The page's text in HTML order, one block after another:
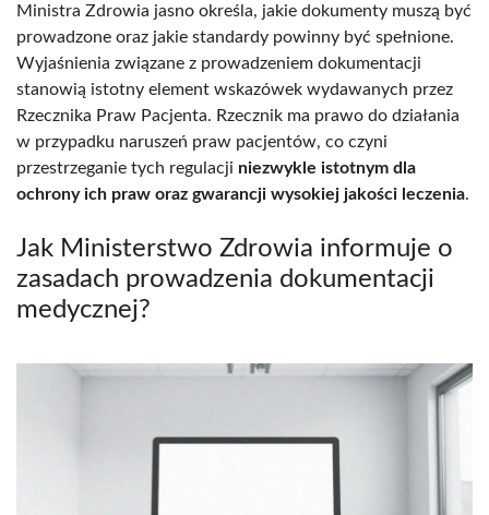
Ministra Zdrowia jasno określa, jakie dokumenty muszą być
prowadzone oraz jakie standardy powinny być spełnione.
Wyjaśnienia związane z prowadzeniem dokumentacji
stanowią istotny element wskazówek wydawanych przez
Rzecznika Praw Pacjenta. Rzecznik ma prawo do działania
w przypadku naruszeń praw pacjentów, co czyni
przestrzeganie tych regulacji niezwykle istotnym dla
ochrony ich praw oraz gwarancji wysokiej jakości leczenia.
Jak Ministerstwo Zdrowia informuje o
zasadach prowadzenia dokumentacji
medycznej?